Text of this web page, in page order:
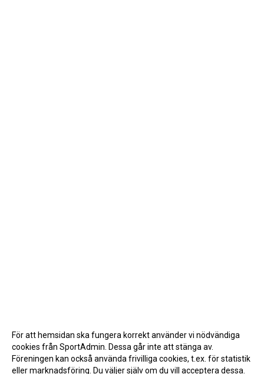
För att hemsidan ska fungera korrekt använder vi nödvändiga
cookies från SportAdmin. Dessa går inte att stänga av.
Föreningen kan också använda frivilliga cookies, t.ex. för statistik
eller marknadsföring. Du väljer själv om du vill acceptera dessa.